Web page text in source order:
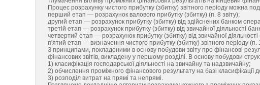
Процес розрахунку чистого прибутку (збитку) звітного періоду можна
перший етап — розрахунок валового прибутку (збитку) (п. 8 звіту);
другий етап — розрахунок прибутку (збитку) від здійснених банком
третій етап — розрахунок прибутку (збитку) від звичайної діяльності
четвертий етап — розрахунок прибутку (збитку) від звичайної діяльності
п'ятий етап — визначення чистого прибутку (збитку) звітного періоду (п.
З принципами, покладеними в основу побудови звіту про фінансові
фінансових звітів, викладену у першому розділі. В основу побудови
1) класифікація господарської діяльності на звичайну та надзвичайну;
2) обчислення проміжного фінансового результату на базі класифікації
3) розподіл витрат на прямі та непрямі.